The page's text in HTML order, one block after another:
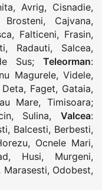
, Avrig, Cisnadie,
Brosteni, Cajvana,
, Falticeni, Frasin,
, Radauti, Salcea,
Sus;Teleorman:
Magurele,Videle,
Deta, Faget, Gataia,
Mare,Timisoara;
, Sulina,Valcea:
, Balcesti, Berbesti,
, Ocnele Mari,
, Husi, Murgeni,
Marasesti, Odobest,